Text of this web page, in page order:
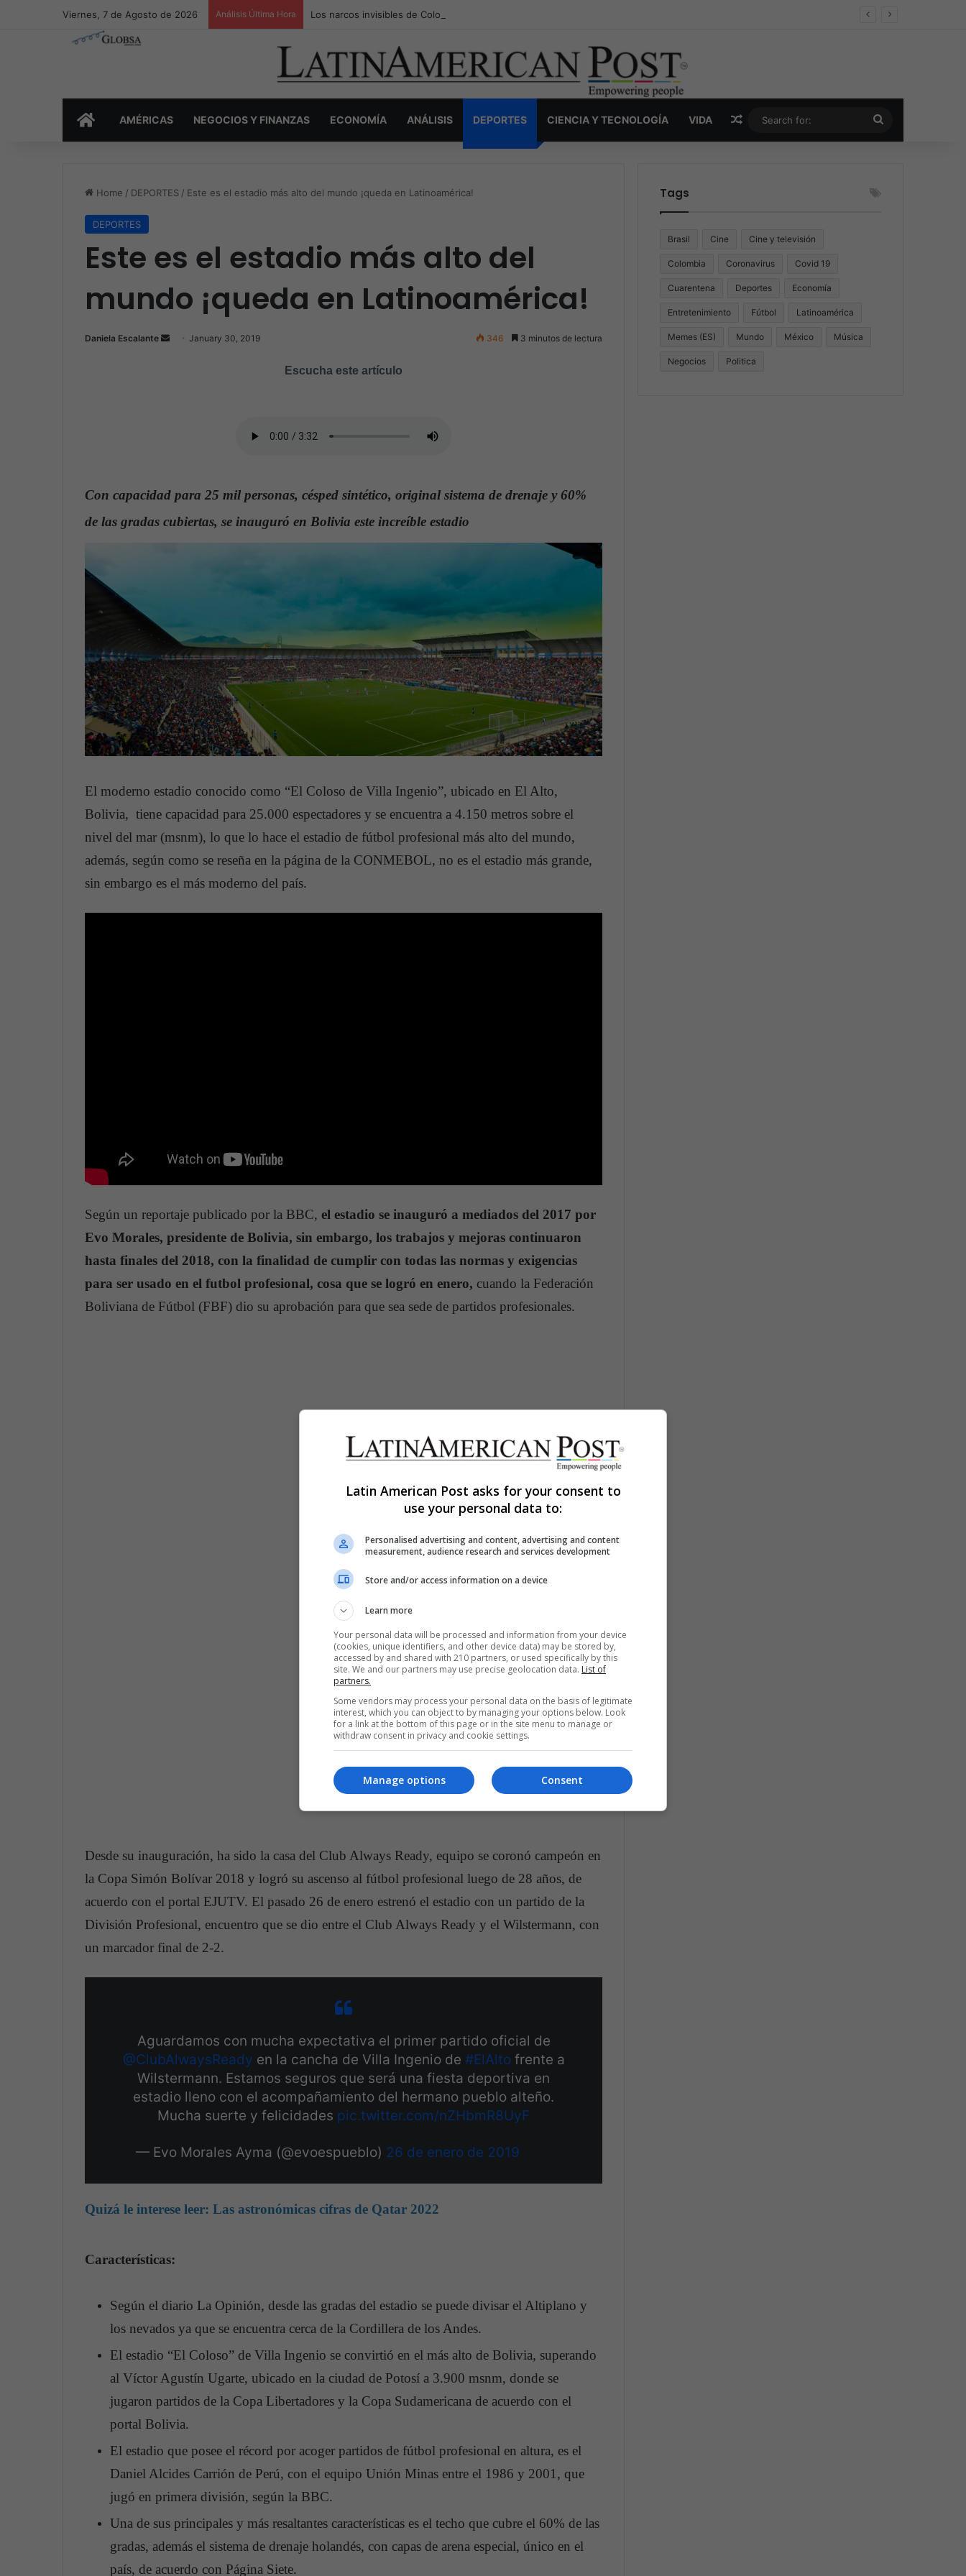
Viernes, 7 de Agosto de 2026 Análisis Última Hora Los narcos invisibles de Colombia: la guerra secreta por la verdad, el poder y la nueva economía de la droga
INICIOAMÉRICAS NEGOCIOS Y FINANZAS ECONOMÍA ANÁLISIS DEPORTES CIENCIA Y TECNOLOGÍA VIDA Random Article
for:
Home / DEPORTES / Este es el estadio más alto del mundo ¡queda en Latinoamérica!
DEPORTES
Este es el estadio más alto del
mundo ¡queda en Latinoamérica!
Daniela Escalante
i
January 30, 2019 346 3 minutos de lectura
Escucha este artículo
Con capacidad para 25 mil personas, césped sintético, original sistema de drenaje y 60%
de las gradas cubiertas, se inauguró en Bolivia este increíble estadio
El moderno estadio conocido como “El Coloso de Villa Ingenio”, ubicado en El Alto,
Bolivia, tiene capacidad para 25.000 espectadores y se encuentra a 4.150 metros sobre el
nivel del mar (msnm), lo que lo hace el estadio de fútbol profesional más alto del mundo,
además, según como se reseña en la página de la CONMEBOL, no es el estadio más grande,
sin embargo es el más moderno del país.
Según un reportaje publicado por la BBC, el estadio se inauguró a mediados del 2017 por
Evo Morales, presidente de Bolivia, sin embargo, los trabajos y mejoras continuaron
hasta finales del 2018, con la finalidad de cumplir con todas las normas y exigencias
para ser usado en el futbol profesional, cosa que se logró en enero, cuando la Federación
Boliviana de Fútbol (FBF) dio su aprobación para que sea sede de partidos profesionales.
Desde su inauguración, ha sido la casa del Club Always Ready, equipo se coronó campeón en
la Copa Simón Bolívar 2018 y logró su ascenso al fútbol profesional luego de 28 años, de
acuerdo con el portal EJUTV. El pasado 26 de enero estrenó el estadio con un partido de la
División Profesional, encuentro que se dio entre el Club Always Ready y el Wilstermann, con
un marcador final de 2-2.
Aguardamos con mucha expectativa el primer partido oficial de
@ClubAlwaysReady en la cancha de Villa Ingenio de #ElAltofrente a
Wilstermann. Estamos seguros que será una fiesta deportiva en
estadio lleno con el acompañamiento del hermano pueblo alteño.
Mucha suerte y felicidades pic.twitter.com/nZHbmR8UyF
— Evo Morales Ayma (@evoespueblo) 26 de enero de 2019
Quizá le interese leer: Las astronómicas cifras de Qatar 2022
Características:
Según el diario La Opinión, desde las gradas del estadio se puede divisar el Altiplano y
los nevados ya que se encuentra cerca de la Cordillera de los Andes.
El estadio “El Coloso” de Villa Ingenio se convirtió en el más alto de Bolivia, superando
al Víctor Agustín Ugarte, ubicado en la ciudad de Potosí a 3.900 msnm, donde se
jugaron partidos de la Copa Libertadores y la Copa Sudamericana de acuerdo con el
portal Bolivia.
El estadio que posee el récord por acoger partidos de fútbol profesional en altura, es el
Daniel Alcides Carrión de Perú, con el equipo Unión Minas entre el 1986 y 2001, que
jugó en primera división, según la BBC.
Una de sus principales y más resaltantes características es el techo que cubre el 60% de las
gradas, además el sistema de drenaje holandés, con capas de arena especial, único en el
país, de acuerdo con Página Siete.
Tags
Brasil Cine Cine y televisión
Colombia Coronavirus Covid 19
Cuarentena Deportes Economía
Entretenimiento Fútbol Latinoamérica
Memes (ES) Mundo México Música
Negocios Politica
Latin American Post asks for your consent to
use your personal data to:
Personalised advertising and content, advertising and content
measurement, audience research and services development
Store and/or access information on a device
Learn more
Your personal data will be processed and information from your device
(cookies, unique identifiers, and other device data) may be stored by,
accessed by and shared with 210 partners, or used specifically by this
site. We and our partners may use precise geolocation data. List of
partners.
Some vendors may process your personal data on the basis of legitimate
interest, which you can object to by managing your options below. Look
for a link at the bottom of this page or in the site menu to manage or
withdraw consent in privacy and cookie settings.
Consent
Manage options